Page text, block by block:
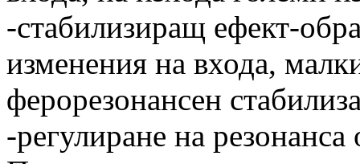
-стабилизиращ ефект-
изменения на входа,
ферорезонансен
-регулиране на резонанса